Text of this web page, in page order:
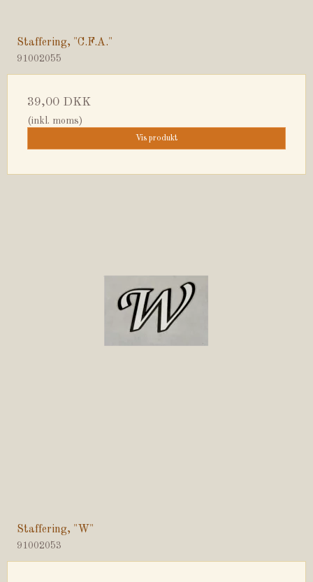
Staffering, "C.F.A."
91002055
39,00 DKK
(inkl. moms)
Vis produkt
Staffering, "W"
91002053